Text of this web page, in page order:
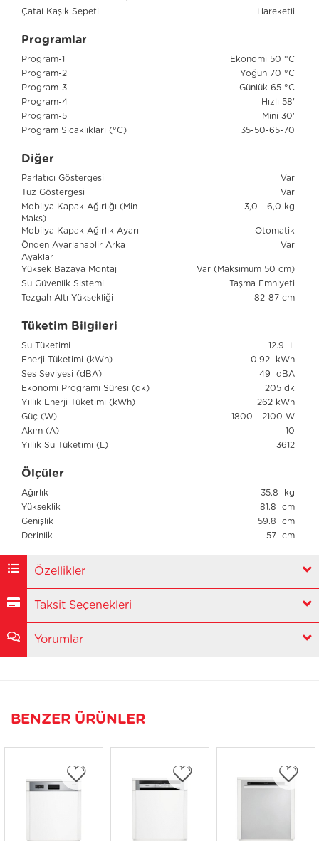
Çatal Kaşık Sepeti
Hareketli
Programlar
Program-1
Ekonomi 50 °C
Program-2
Yoğun 70 °C
Program-3
Günlük 65 °C
Program-4
Hızlı 58'
Program-5
Mini 30'
Program Sıcaklıkları (°C)
35-50-65-70
Diğer
Parlatıcı Göstergesi
Var
Tuz Göstergesi
Var
Mobilya Kapak Ağırlığı (Min-
Maks)
3,0 - 6,0 kg
Mobilya Kapak Ağırlık Ayarı
Otomatik
Önden Ayarlanablir Arka
Ayaklar
Var
Yüksek Bazaya Montaj
Var (Maksimum 50 cm)
Su Güvenlik Sistemi
Taşma Emniyeti
Tezgah Altı Yüksekliği
82-87 cm
Tüketim Bilgileri
Su Tüketimi
12.9 L
Enerji Tüketimi (kWh)
0.92 kWh
Ses Seviyesi (dBA)
49 dBA
Ekonomi Programı Süresi (dk)
205 dk
Yıllık Enerji Tüketimi (kWh)
262 kWh
Güç (W)
1800 - 2100 W
Akım (A)
10
Yıllık Su Tüketimi (L)
3612
Ölçüler
Ağırlık
35.8 kg
Yükseklik
81.8 cm
Genişlik
59.8 cm
Derinlik
57 cm
Özellikler
Taksit Seçenekleri
Yorumlar
BENZER ÜRÜNLER